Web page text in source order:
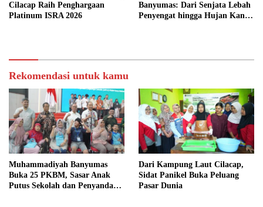
Cilacap Raih Penghargaan
Platinum ISRA 2026
Banyumas: Dari Senjata Lebah
Penyengat hingga Hujan Kanon
Rekomendasi untuk kamu
Muhammadiyah Banyumas
Buka 25 PKBM, Sasar Anak
Putus Sekolah dan Penyandang
Dari Kampung Laut Cilacap,
Sidat Panikel Buka Peluang
Pasar Dunia